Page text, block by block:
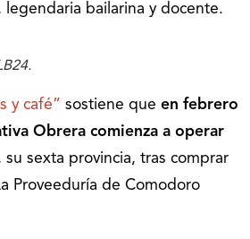
legendaria bailarina y docente.
y café” sostiene que en febrero
Obrera comienza a operar
su sexta provincia, tras comprar
Proveeduría de Comodoro